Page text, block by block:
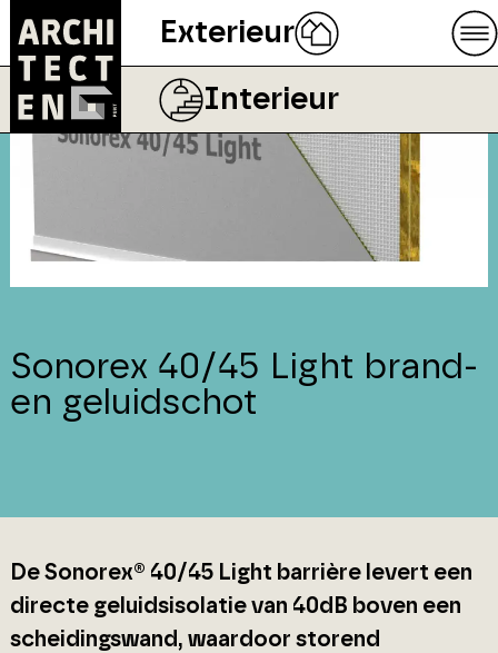
Exterieur
Interieur
Sonorex 40/45 Light brand-
en geluidschot
De Sonorex® 40/45 Light barrière levert een
directe geluidsisolatie van 40dB boven een
scheidingswand, waardoor storend